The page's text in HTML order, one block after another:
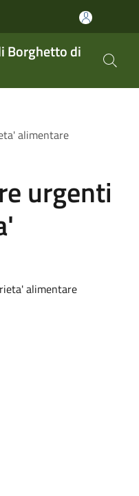
Borghetto di
alimentare
urgenti
alimentare